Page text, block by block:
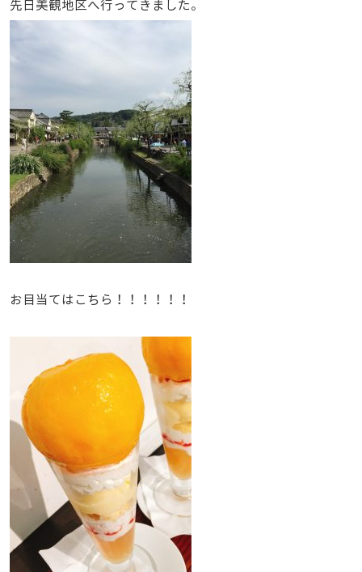
先日美観地区へ行ってきました。
お目当てはこちら！！！！！！